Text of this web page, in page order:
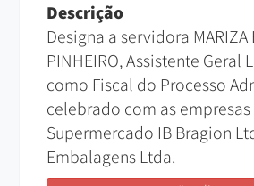
Descrição
Designa a servidora MARIZA
PINHEIRO, Assistente Geral
como Fiscal do Processo
celebrado com as empresas
Supermercado IB Bragion
Embalagens Ltda.